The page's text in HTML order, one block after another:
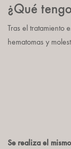
¿Qué
Tras el tratamiento
hematomas y
Se realiza el